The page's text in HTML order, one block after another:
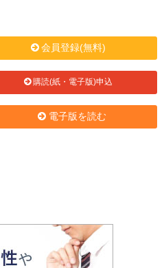
会員登録(無料)
購読(紙・電子版)申込
電子版を読む